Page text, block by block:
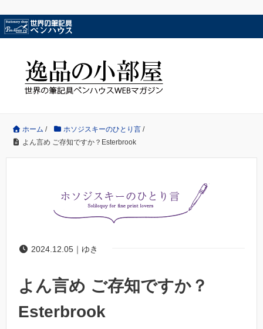
ホーム / ホソジスキーのひとり言 /
よん言め ご存知ですか？Esterbrook
2024.12.05｜ゆき
よん言め ご存知ですか？
Esterbrook